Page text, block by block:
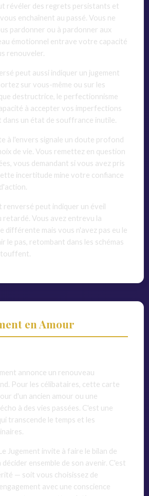
révéler des regrets persistants et
enchaînent au passé. Vous ne
pardonner ou à pardonner aux
émotionnel entrave votre capacité
renouveler.
peut aussi indiquer un jugement
sur vous-même ou sur les
destructrice, le perfectionnisme
à accepter vos imperfections
dans un état de souffrance inutile.
à l'envers signale un doute profond
de vie. Vous remettez en question
vous demandant si vous avez pris
incertitude mine votre confiance
renversé peut indiquer un éveil
Vous avez entrevu la
différente mais vous n'avez pas eu le
le pas, retombant dans les schémas
en Amour
annonce un renouveau
Pour les célibataires, cette carte
d'un ancien amour ou une
à des vies passées. C'est une
transcende le temps et les
Jugement invite à faire le bilan de
ensemble de son avenir. C'est
— soit vous choisissez de
avec une conscience